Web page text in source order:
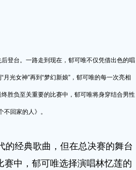
登台。一路走到现在，郁可唯不仅凭借出色的唱
光女神”再到“梦幻新娘”，郁可唯的每一次亮相
胜负至关重要的比赛中，郁可唯将身穿结合男性
回家的人》。
经典歌曲，但在总决赛的舞台
中，郁可唯选择演唱林忆莲的